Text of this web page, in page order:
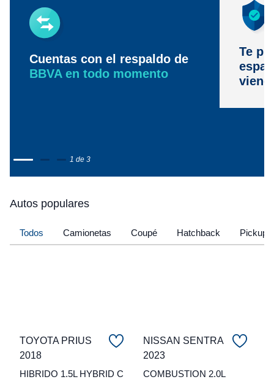
Cuentas con el respaldo de
BBVA en todo momento
Te
1 de 3
Autos populares
Todos Camionetas Coupé Hatchback Pickup
TOYOTA PRIUS
2018
HIBRIDO 1.5L HYBRID C
NISSAN SENTRA
2023
COMBUSTION 2.0L